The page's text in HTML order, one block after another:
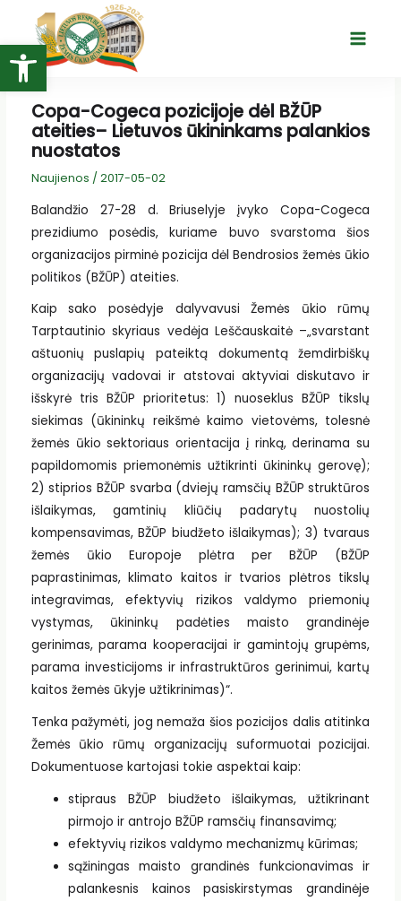
Open toolbar
turinio
Main
Copa-Cogeca pozicijoje dėl BŽŪP
ateities– Lietuvos ūkininkams palankios
nuostatos
Naujienos / 2017-05-02
Balandžio 27-28 d. Briuselyje įvyko Copa-Cogeca
prezidiumo posėdis, kuriame buvo svarstoma šios
organizacijos pirminė pozicija dėl Bendrosios žemės ūkio
politikos (BŽŪP) ateities.
Kaip sako posėdyje dalyvavusi Žemės ūkio rūmų
Tarptautinio skyriaus vedėja Leščauskaitė –„svarstant
aštuonių puslapių pateiktą dokumentą žemdirbiškų
organizacijų vadovai ir atstovai aktyviai diskutavo ir
išskyrė tris BŽŪP prioritetus: 1) nuoseklus BŽŪP tikslų
siekimas (ūkininkų reikšmė kaimo vietovėms, tolesnė
žemės ūkio sektoriaus orientacija į rinką, derinama su
papildomomis priemonėmis užtikrinti ūkininkų gerovę);
2) stiprios BŽŪP svarba (dviejų ramsčių BŽŪP struktūros
išlaikymas, gamtinių kliūčių padarytų nuostolių
kompensavimas, BŽŪP biudžeto išlaikymas); 3) tvaraus
žemės ūkio Europoje plėtra per BŽŪP (BŽŪP
paprastinimas, klimato kaitos ir tvarios plėtros tikslų
integravimas, efektyvių rizikos valdymo priemonių
vystymas, ūkininkų padėties maisto grandinėje
gerinimas, parama kooperacijai ir gamintojų grupėms,
parama investicijoms ir infrastruktūros gerinimui, kartų
kaitos žemės ūkyje užtikrinimas)“.
Tenka pažymėti, jog nemaža šios pozicijos dalis atitinka
Žemės ūkio rūmų organizacijų suformuotai pozicijai.
Dokumentuose kartojasi tokie aspektai kaip:
stipraus BŽŪP biudžeto išlaikymas, užtikrinant
pirmojo ir antrojo BŽŪP ramsčių finansavimą;
efektyvių rizikos valdymo mechanizmų kūrimas;
sąžiningas maisto grandinės funkcionavimas ir
palankesnis kainos pasiskirstymas grandinėje